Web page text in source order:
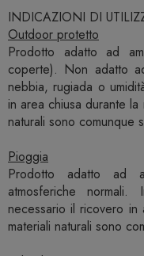
INDICAZIONI DI
Outdoor protetto
Prodotto adatto ad
coperte). Non adatto
nebbia, rugiada o
in area chiusa durante
naturali sono comunque
Pioggia
Prodotto adatto ad
atmosferiche
necessario il ricovero
materiali naturali sono